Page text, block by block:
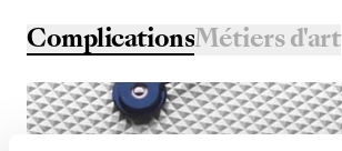
ComplicationsMétiers d'art